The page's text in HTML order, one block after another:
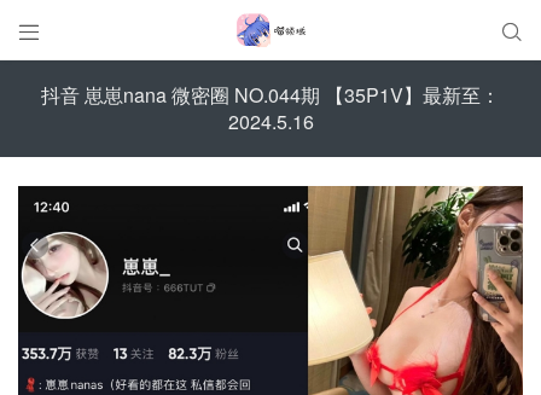
 
抖音 崽崽nana 微密圈 NO.044期 【35P1V】最新至：
2024.5.16